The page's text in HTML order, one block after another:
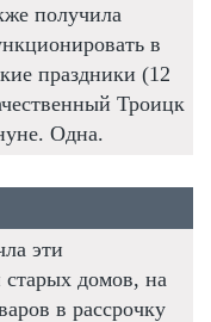
получила
в
праздники (12
Троицк
Одна.
эти
домов, на
в рассрочку